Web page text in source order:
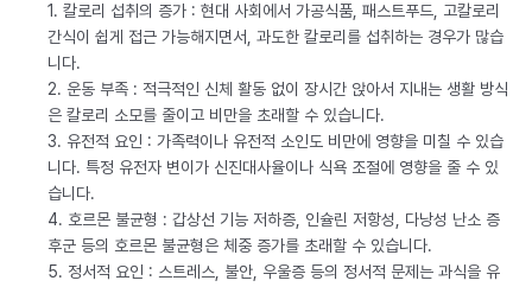
1. 칼로리 섭취의 증가 : 현대 사회에서 가공식품, 패스트푸드, 고칼로리
간식이 쉽게 접근 가능해지면서, 과도한 칼로리를 섭취하는 경우가 많습
니다.
2. 운동 부족 : 적극적인 신체 활동 없이 장시간 앉아서 지내는 생활 방식
은 칼로리 소모를 줄이고 비만을 초래할 수 있습니다.
3. 유전적 요인 : 가족력이나 유전적 소인도 비만에 영향을 미칠 수 있습
니다. 특정 유전자 변이가 신진대사율이나 식욕 조절에 영향을 줄 수 있
습니다.
4. 호르몬 불균형 : 갑상선 기능 저하증, 인슐린 저항성, 다낭성 난소 증
후군 등의 호르몬 불균형은 체중 증가를 초래할 수 있습니다.
5. 정서적 요인 : 스트레스, 불안, 우울증 등의 정서적 문제는 과식을 유